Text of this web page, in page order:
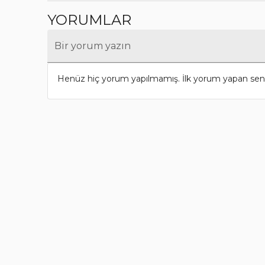
YORUMLAR
Bir yorum yazın
Henüz hiç yorum yapılmamış. İlk yorum yapan